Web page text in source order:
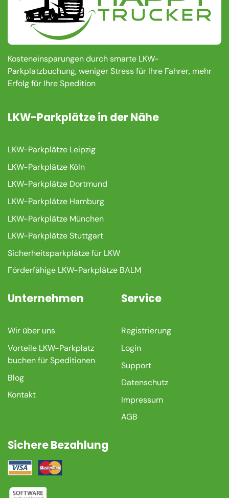
Kosteneinsparungen durch smarte LKW-
Parkplatzbuchung, weniger Stress für Ihre Fahrer, mehr
Erfolg für Ihre Spedition
LKW-Parkplätze in der Nähe
LKW-Parkplätze Leipzig
LKW-Parkplätze Köln
LKW-Parkplätze Dortmund
LKW-Parkplätze Hamburg
LKW-Parkplätze München
LKW-Parkplätze Stuttgart
Sicherheitsparkplätze für LKW
Förderfähige LKW-Parkplätze BALM
Unternehmen
Wir über uns
Vorteile LKW-Parkplatz
buchen für Speditionen
Blog
Kontakt
Service
Registrierung
Login
Support
Datenschutz
Impressum
AGB
Sichere Bezahlung